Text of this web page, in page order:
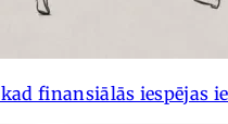
finansiālās iespējas